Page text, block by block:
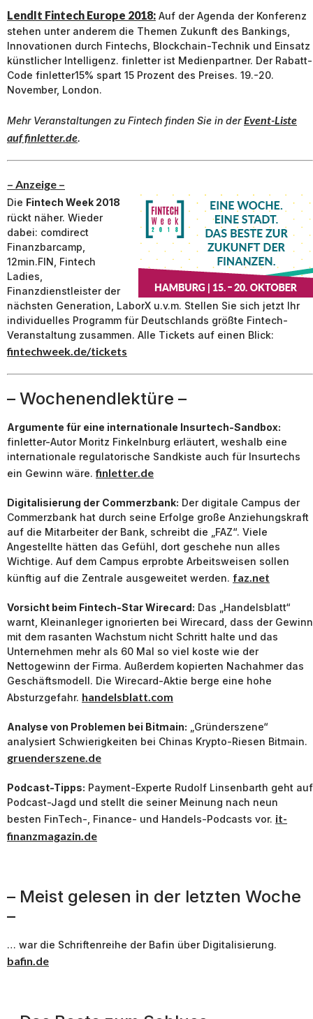
LendIt Fintech Europe 2018: Auf der Agenda der Konferenz
stehen unter anderem die Themen Zukunft des Bankings,
Innovationen durch Fintechs, Blockchain-Technik und Einsatz
künstlicher Intelligenz. finletter ist Medienpartner. Der Rabatt-
Code finletter15% spart 15 Prozent des Preises. 19.-20.
November, London.
Mehr Veranstaltungen zu Fintech finden Sie in derEvent-Liste
auf finletter.de.
– Anzeige –
Die Fintech Week 2018
rückt näher. Wieder
dabei: comdirect
Finanzbarcamp,
12min.FIN, Fintech
Ladies,
Finanzdienstleister der
nächsten Generation, LaborX u.v.m. Stellen Sie sich jetzt Ihr
individuelles Programm für Deutschlands größte Fintech-
Veranstaltung zusammen. Alle Tickets auf einen Blick:
fintechweek.de/tickets
– Wochenendlektüre –
Argumente für eine internationale Insurtech-Sandbox:
finletter-Autor Moritz Finkelnburg erläutert, weshalb eine
internationale regulatorische Sandkiste auch für Insurtechs
ein Gewinn wäre.finletter.de
Digitalisierung der Commerzbank: Der digitale Campus der
Commerzbank hat durch seine Erfolge große Anziehungskraft
auf die Mitarbeiter der Bank, schreibt die „FAZ“. Viele
Angestellte hätten das Gefühl, dort geschehe nun alles
Wichtige. Auf dem Campus erprobte Arbeitsweisen sollen
künftig auf die Zentrale ausgeweitet werden. faz.net
Vorsicht beim Fintech-Star Wirecard: Das „Handelsblatt“
warnt, Kleinanleger ignorierten bei Wirecard, dass der Gewinn
mit dem rasanten Wachstum nicht Schritt halte und das
Unternehmen mehr als 60 Mal so viel koste wie der
Nettogewinn der Firma. Außerdem kopierten Nachahmer das
Geschäftsmodell. Die Wirecard-Aktie berge eine hohe
Absturzgefahr. handelsblatt.com
Analyse von Problemen bei Bitmain: „Gründerszene“
analysiert Schwierigkeiten bei Chinas Krypto-Riesen Bitmain.
gruenderszene.de
Podcast-Tipps: Pay­ment-Experte Rudolf Linsenbarth geht auf
Podcast-Jagd und stellt die seiner Meinung nach neun
besten FinTech-, Finance- und Handels-Podcasts vor. it-
finanzmagazin.de
– Meist gelesen in der letzten Woche
–
… war die Schriftenreihe der Bafin über Digitalisierung.
bafin.de